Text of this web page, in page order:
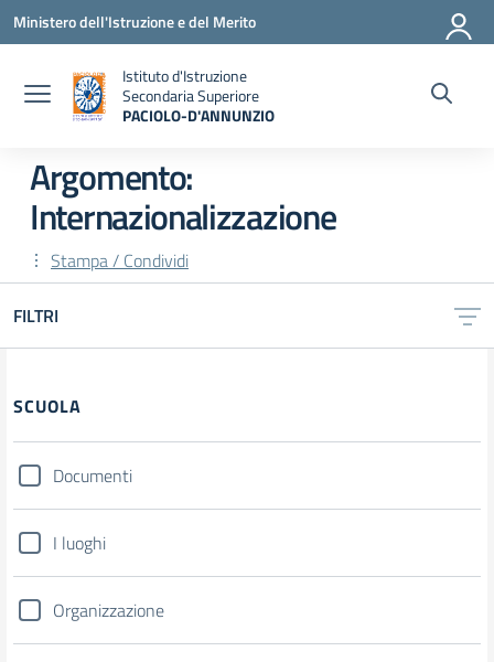
Vai ai contenuti
Vai al menu di navigazione
Vai al footer
Ministero dell'Istruzione e del Merito
Istituto d'Istruzione
Secondaria Superiore
PACIOLO-D'ANNUNZIO
Argomento:
Internazionalizzazione
Stampa / Condividi
FILTRI
Filtri
SCUOLA
Documenti
I luoghi
Organizzazione